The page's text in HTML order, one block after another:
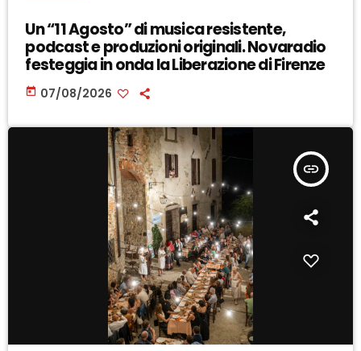
Un “11 Agosto” di musica resistente,
podcast e produzioni originali. Novaradio
festeggia in onda la Liberazione di Firenze
today 07/08/2026
insert_link